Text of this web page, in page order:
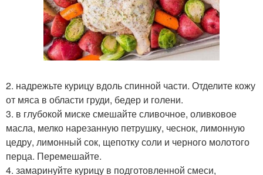
2. надрежьте курицу вдоль спинной части. Отделите кожу
от мяса в области груди, бедер и голени.
3. в глубокой миске смешайте сливочное, оливковое
масла, мелко нарезанную петрушку, чеснок, лимонную
цедру, лимонный сок, щепотку соли и черного молотого
перца. Перемешайте.
4. замаринуйте курицу в подготовленной смеси,